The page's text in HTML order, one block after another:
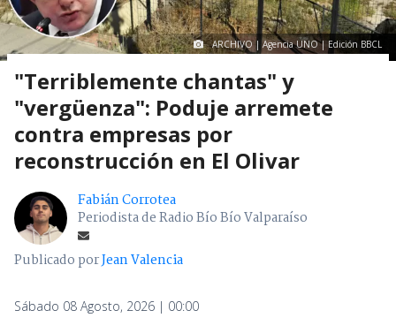
ARCHIVO | Agencia UNO | Edición BBCL
"Terriblemente chantas" y
"vergüenza": Poduje arremete
contra empresas por
reconstrucción en El Olivar
Fabián Corrotea
Periodista de Radio Bío Bío Valparaíso
Publicado porJean Valencia
Sábado 08 Agosto, 2026 | 00:00